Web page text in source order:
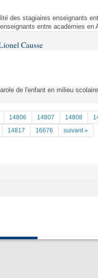
des stagiaires enseignants
entre académies en
Causse
de l'enfant en milieu
14806 14807 14808
14817 16676 suivant »